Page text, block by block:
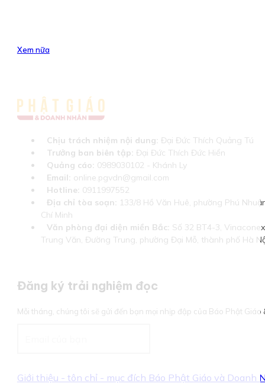
Xem nữa
Chịu trách nhiệm nội dung: Đại Đức Thích Quảng Tú
Trưởng ban biên tập: Đại Đức Thích Đức Hiển
Quảng cáo: 0989030102 - Khánh Ly
Email: online.pgvdn@gmail.com
Hotline: 0911997552
Địa chỉ tòa soạn: 133/8 Hồ Văn Huê, phường Phú
Chí Minh
Văn phòng đại diện miền Bắc: Số 32 BT4-3,
Trung Văn, Đường Trung, phường Đại Mỗ, thành phố Hà
Đăng ký trải nghiệm đọc
Mỗi tháng, chúng tôi sẽ gửi đến bạn mọi nhịp đập của Báo Phật Giáo
Giới thiệu - tôn chỉ - mục đích Báo Phật Giáo và Doanh